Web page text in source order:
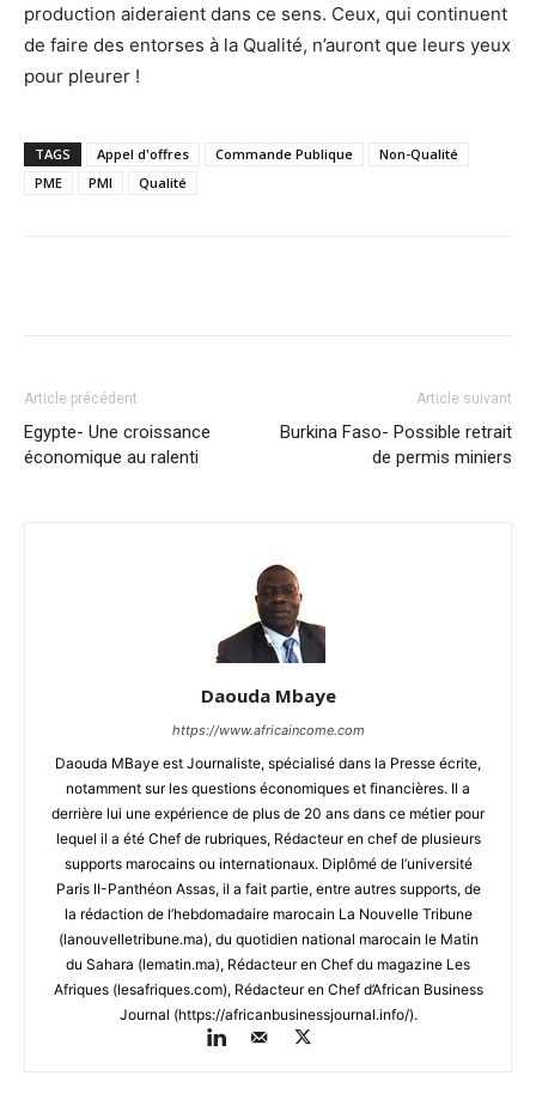
production aideraient dans ce sens. Ceux, qui continuent
de faire des entorses à la Qualité, n’auront que leurs yeux
pour pleurer !
TAGS Appel d'offres Commande Publique
Non-Qualité
PME
PMI Qualité
Article précédent
Egypte- Une croissance
économique au ralenti
Article suivant
Burkina Faso- Possible retrait
de permis miniers
Daouda Mbaye
https://www.africaincome.com
Daouda MBaye est Journaliste, spécialisé dans la Presse écrite,
notamment sur les questions économiques et financières. Il a
derrière lui une expérience de plus de 20 ans dans ce métier pour
lequel il a été Chef de rubriques, Rédacteur en chef de plusieurs
supports marocains ou internationaux. Diplômé de l’université
Paris II-Panthéon Assas, il a fait partie, entre autres supports, de
la rédaction de l’hebdomadaire marocain La Nouvelle Tribune
(lanouvelletribune.ma), du quotidien national marocain le Matin
du Sahara (lematin.ma), Rédacteur en Chef du magazine Les
Afriques (lesafriques.com), Rédacteur en Chef d’African Business
Journal (https://africanbusinessjournal.info/).